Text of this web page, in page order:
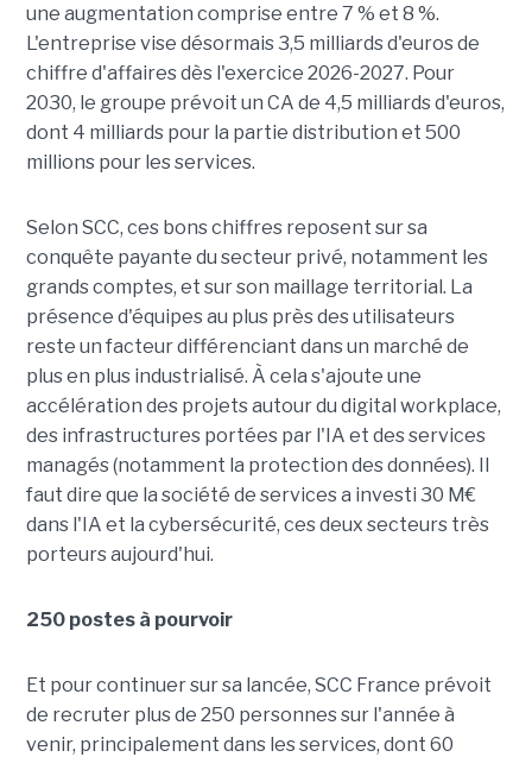
une augmentation comprise entre 7 % et 8 %.
L'entreprise vise désormais 3,5 milliards d'euros de
chiffre d'affaires dès l'exercice 2026-2027. Pour
2030, le groupe prévoit un CA de 4,5 milliards d'euros,
dont 4 milliards pour la partie distribution et 500
millions pour les services.
Selon SCC, ces bons chiffres reposent sur sa
conquête payante du secteur privé, notamment les
grands comptes, et sur son maillage territorial. La
présence d'équipes au plus près des utilisateurs
reste un facteur différenciant dans un marché de
plus en plus industrialisé. À cela s'ajoute une
accélération des projets autour du digital workplace,
des infrastructures portées par l'IA et des services
managés (notamment la protection des données). Il
faut dire que la société de services a investi 30 M€
dans l'IA et la cybersécurité, ces deux secteurs très
porteurs aujourd'hui.
250 postes à pourvoir
Et pour continuer sur sa lancée, SCC France prévoit
de recruter plus de 250 personnes sur l'année à
venir, principalement dans les services, dont 60